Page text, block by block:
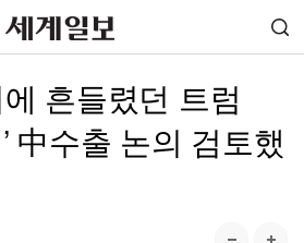
흔들렸던 트럼
中수출 논의 검토했